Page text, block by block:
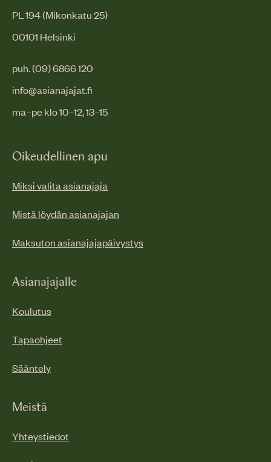
PL 194 (Mikonkatu 25)
00101 Helsinki
puh. (09) 6866 120
info@asianajajat.fi
ma–pe klo 10–12, 13–15
Oikeudellinen apu
Miksi valita asianajaja
Mistä löydän asianajajan
Maksuton asianajajapäivystys
Asianajajalle
Koulutus
Tapaohjeet
Sääntely
Meistä
Yhteystiedot